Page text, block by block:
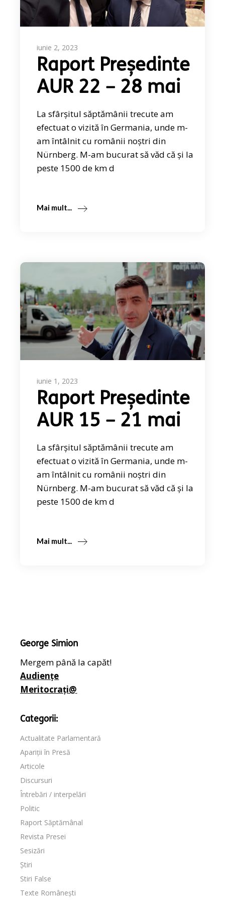
iunie 2, 2023
Raport Președinte
AUR 22 – 28 mai
La sfârșitul săptămânii trecute am
efectuat o vizită în Germania, unde m-
am întâlnit cu românii noștri din
Nürnberg. M-am bucurat să văd că și la
peste 1500 de km d
Mai mult...
iunie 1, 2023
Raport Președinte
AUR 15 – 21 mai
La sfârșitul săptămânii trecute am
efectuat o vizită în Germania, unde m-
am întâlnit cu românii noștri din
Nürnberg. M-am bucurat să văd că și la
peste 1500 de km d
Mai mult...
George Simion
Mergem până la capăt!
Audiențe
Meritocrați@
Categorii:
Actualitate Parlamentară
Apariții în Presă
Articole
Discursuri
Întrebări / interpelări
Politic
Raport Săptămânal
Revista Presei
Sesizări
Știri
Stiri False
Texte Românești